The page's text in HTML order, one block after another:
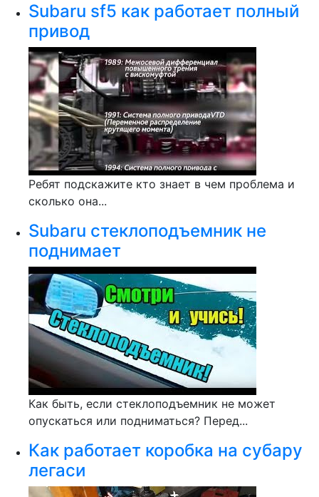
Subaru sf5 как работает полный
привод
Ребят подскажите кто знает в чем проблема и
сколько она...
Subaru стеклоподъемник не
поднимает
Как быть, если стеклоподъемник не может
опускаться или подниматься? Перед...
Как работает коробка на субару
легаси